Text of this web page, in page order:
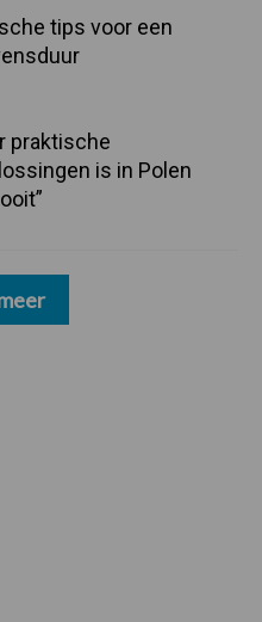
tips voor een
praktische
is in Polen